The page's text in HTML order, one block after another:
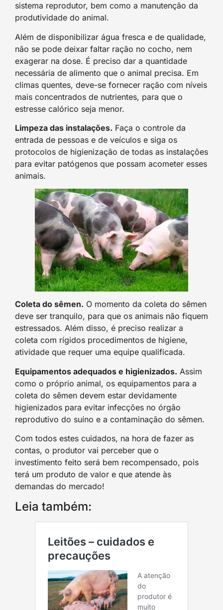
sistema reprodutor, bem como a manutenção da
produtividade do animal.
Além de disponibilizar água fresca e de qualidade,
não se pode deixar faltar ração no cocho, nem
exagerar na dose. É preciso dar a quantidade
necessária de alimento que o animal precisa. Em
climas quentes, deve-se fornecer ração com níveis
mais concentrados de nutrientes, para que o
estresse calórico seja menor.
Limpeza das instalações. Faça o controle da
entrada de pessoas e de veículos e siga os
protocolos de higienização de todas as instalações
para evitar patógenos que possam acometer esses
animais.
Coleta do sêmen. O momento da coleta do sêmen
deve ser tranquilo, para que os animais não fiquem
estressados. Além disso, é preciso realizar a
coleta com rígidos procedimentos de higiene,
atividade que requer uma equipe qualificada.
Equipamentos adequados e higienizados. Assim
como o próprio animal, os equipamentos para a
coleta do sêmen devem estar devidamente
higienizados para evitar infecções no órgão
reprodutivo do suíno e a contaminação do sêmen.
Com todos estes cuidados, na hora de fazer as
contas, o produtor vai perceber que o
investimento feito será bem recompensado, pois
terá um produto de valor e que atende às
demandas do mercado!
Leia também: